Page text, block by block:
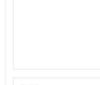
mentionez pe
autoturismul